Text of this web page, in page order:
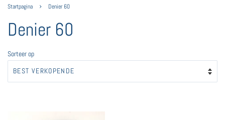
Startpagina › Denier 60
Denier 60
Sorteer op